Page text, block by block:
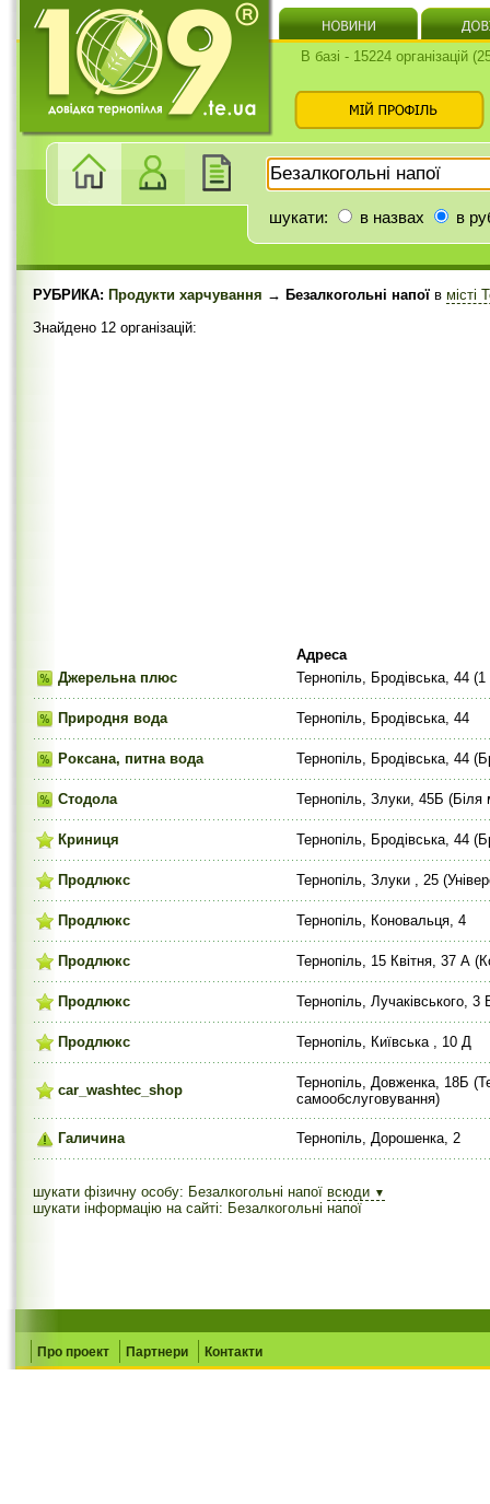
В базі - 15224 організацій
шукати: в назвах в
РУБРИКА: Продукти харчування → Безалкогольні напої в місті
Знайдено 12 організацій:
Адреса
Джерельна плюс
Тернопіль, Бродівська, 44
Природня вода Тернопіль, Бродівська, 44
Роксана, питна вода Тернопіль, Бродівська, 44
Стодола Тернопіль, Злуки, 45Б (Біля
Криниця Тернопіль, Бродівська, 44
Продлюкс Тернопіль, Злуки , 25
Продлюкс Тернопіль, Коновальця, 4
Продлюкс Тернопіль, 15 Квітня, 37 А
Продлюкс Тернопіль, Лучаківського, 3
Продлюкс Тернопіль, Київська , 10 Д
car_washtec_shop
Тернопіль, Довженка, 18Б
самообслуговування)
Галичина Тернопіль, Дорошенка, 2
шукати фізичну особу: Безалкогольні напої всюди ▼
шукати інформацію на сайті: Безалкогольні напої
Про проект Партнери Контакти